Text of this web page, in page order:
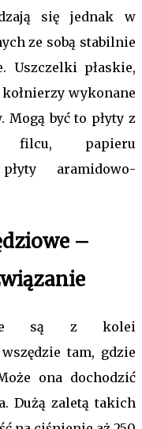
się jednak w
ze sobą stabilnie
Uszczelki płaskie,
wykonane
Mogą być to płyty z
filcu, papieru
aramidowo-
–
są z kolei
tam, gdzie
ona dochodzić
Dużą zaletą takich